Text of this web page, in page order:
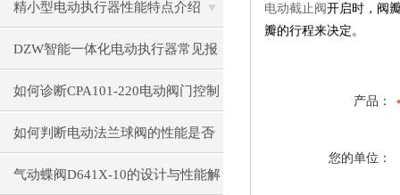
精小型电动执行器性能特点介绍
DZW智能一体化电动执行器常见报
警代码及处理方法
如何诊断CPA101-220电动阀门控制
器的通信故障？
如何判断电动法兰球阀的性能是否
正常？
气动蝶阀D641X-10的设计与性能解
电动截止阀开启时，阀
瓣的行程来决定。
产品：
您的单位：